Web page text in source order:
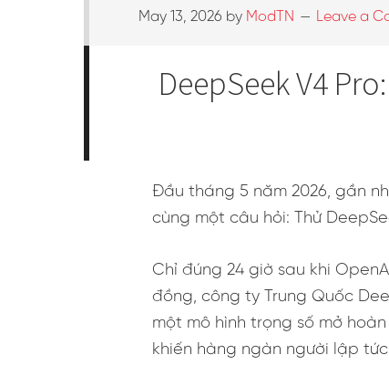
May 13, 2026 by ModTN Leave a
DeepSeek V4
Đầu tháng 5 năm 2026, gần
cùng một câu hỏi: Thử
Chỉ đúng 24 giờ sau khi
đồng, công ty Trung Quốc
một mô hình trọng số mở
khiến hàng ngàn người lập